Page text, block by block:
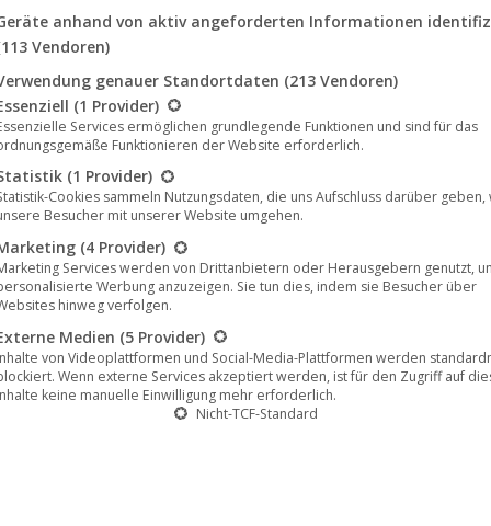
ihr Debütalbum „Awakening
mit vielseitigem, extremem Gesang und liefert damit
dem Brutalen und haben sich nie gescheut, Grenzen zu
des Albums sehr stark von legendären Bands wieIron
Jahre beeinflusst worden sind. Diese Zutaten, kombiniert mit
während das finnische Vierergespann diesen Elementen
neue Note verleiht.
ein brandneues und fesselndes Musikvideo für
anhand von aktiv angeforderten Informationen
Vendoren)
genauer Standortdaten (213 Vendoren)
eine Liste der Service-Gruppen, für die eine Einwilligung
(1 Provider)
Services ermöglichen grundlegende Funktionen und sind für das
Funktionieren der Website erforderlich.
(1 Provider)
Cookies sammeln Nutzungsdaten, die uns Aufschluss darüber geben,
Besucher mit unserer Website umgehen.
(4 Provider)
Services werden von Drittanbietern oder Herausgebern genutzt,
Werbung anzuzeigen. Sie tun dies, indem sie Besucher über
hinweg verfolgen.
Medien (5 Provider)
von Videoplattformen und Social-Media-Plattformen werden
Wenn externe Services akzeptiert werden, ist für den Zugriff auf
keine manuelle Einwilligung mehr erforderlich.
Nicht-TCF-Standard